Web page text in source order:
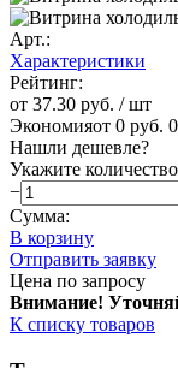
Арт.:
Характеристики
Рейтинг:
от 37.30 руб. / шт
Экономияот 0 руб.
Нашли дешевле?
Укажите количество
−
Сумма:
В корзину
Отправить заявку
Цена по запросу
Внимание!
К списку товаров